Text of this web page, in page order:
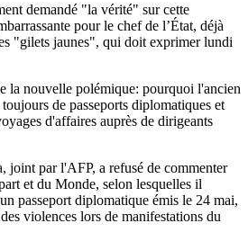
demandé "la vérité" sur cette
pour le chef de l’État, déjà
"gilets jaunes", qui doit exprimer lundi
la nouvelle polémique: pourquoi l'ancien
de passeports diplomatiques et
d'affaires auprès de dirigeants
joint par l'AFP, a refusé de commenter
et du Monde, selon lesquelles il
passeport diplomatique émis le 24 mai,
violences lors de manifestations du